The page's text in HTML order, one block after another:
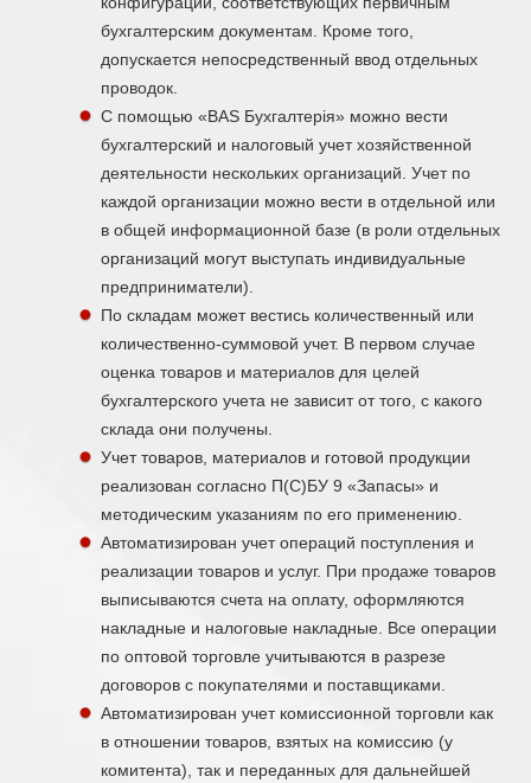
бухгалтерским документам. Кроме того,
допускается непосредственный ввод отдельных
проводок.
С помощью «BAS Бухгалтерія» можно вести
бухгалтерский и налоговый учет хозяйственной
деятельности нескольких организаций. Учет по
каждой организации можно вести в отдельной или
в общей информационной базе (в роли отдельных
организаций могут выступать индивидуальные
предприниматели).
По складам может вестись количественный или
количественно-суммовой учет. В первом случае
оценка товаров и материалов для целей
бухгалтерского учета не зависит от того, с какого
склада они получены.
Учет товаров, материалов и готовой продукции
реализован согласно П(С)БУ 9 «Запасы» и
методическим указаниям по его применению.
Автоматизирован учет операций поступления и
реализации товаров и услуг. При продаже товаров
выписываются счета на оплату, оформляются
накладные и налоговые накладные. Все операции
по оптовой торговле учитываются в разрезе
договоров с покупателями и поставщиками.
Автоматизирован учет комиссионной торговли как
в отношении товаров, взятых на комиссию (у
комитента), так и переданных для дальнейшей